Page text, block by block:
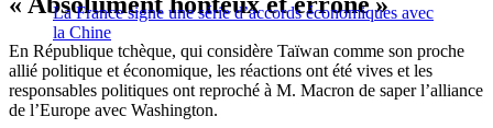
La France signe une série d’accords économiques avec
la Chine
En République tchèque, qui considère Taïwan comme son proche
allié politique et économique, les réactions ont été vives et les
responsables politiques ont reproché à M. Macron de saper l’alliance
de l’Europe avec Washington.